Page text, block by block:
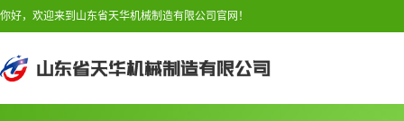
你好，欢迎来到山东省天华机械制造有限公司官网！